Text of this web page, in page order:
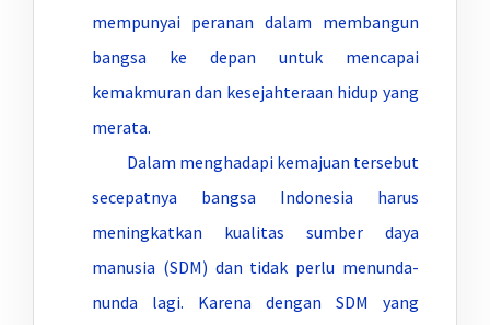
mempunyai peranan dalam membangun
bangsa ke depan untuk mencapai
kemakmuran dan kesejahteraan hidup yang
merata.
Dalam menghadapi kemajuan tersebut
secepatnya bangsa Indonesia harus
meningkatkan kualitas sumber daya
manusia (SDM) dan tidak perlu menunda-
nunda lagi. Karena dengan SDM yang